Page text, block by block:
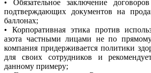
• Обязательное заключение
подтверждающих документов на
баллонах;
• Корпоративная этика против
азота частными лицами не по
компания придерживается политики
для своих сотрудников и
данному примеру;